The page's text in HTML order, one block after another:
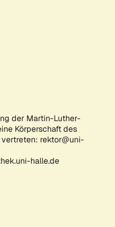
der Martin-Luther-
Körperschaft des
rektor@uni-
halle.de